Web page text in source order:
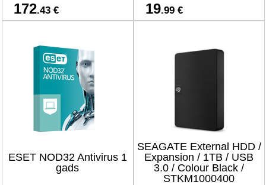
172.43 € 19.99 €
ESET NOD32 Antivirus 1
gads
SEAGATE External HDD /
Expansion / 1TB / USB
3.0 / Colour Black /
STKM1000400